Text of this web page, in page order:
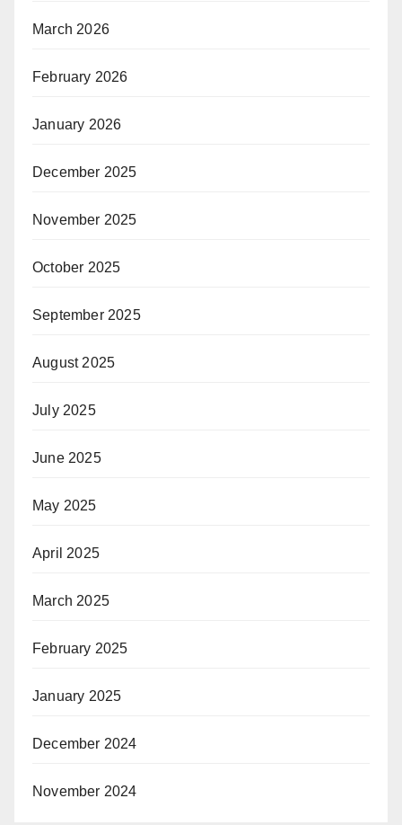
March 2026
February 2026
January 2026
December 2025
November 2025
October 2025
September 2025
August 2025
July 2025
June 2025
May 2025
April 2025
March 2025
February 2025
January 2025
December 2024
November 2024